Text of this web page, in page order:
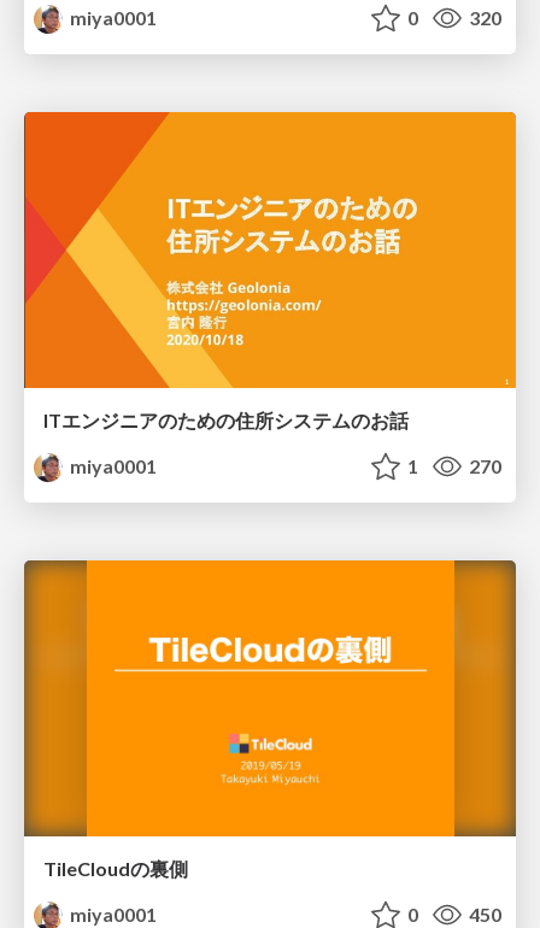
miya0001
0 320
ITエンジニアのための住所システムのお話
miya0001
1 270
TileCloudの裏側
miya0001
0 450